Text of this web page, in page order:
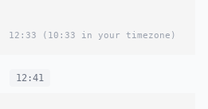
12:33 (10:33 in your timezone)
12:41